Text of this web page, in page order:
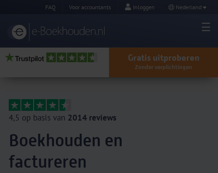
FAQ Voor accountants Inloggen Nederland
Gratis uitproberen
Zonder verplichtingen
4,5 op basis van 2014 reviews
Boekhouden en
factureren